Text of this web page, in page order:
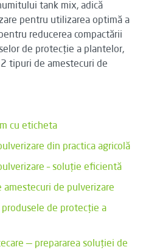
tank mix, adică
pentru utilizarea optimă a
reducerea compactării
de protecție a plantelor,
tipuri de amestecuri de
cu eticheta
din practica agricolă
– soluție eficientă
amestecuri de pulverizare
produsele de protecție a
— prepararea soluției de